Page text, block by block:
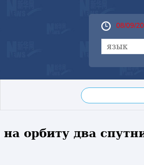
08/09/
язык
орбиту два